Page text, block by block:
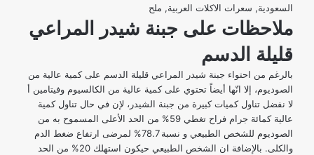
السعودية, سعرات الاكلات العربية, ملح
ملاحظات على جبنة شيدر المراعي
قليلة الدسم
بالرغم من احتواء جبنة شيدر المراعي قليلة الدسم على كمية عالية من
الصوديوم، إلا انّها أيضاً تحتوي على كمية عالية من الكالسيوم وفيتامين أ
لا نفضل تناول كميات كبيرة من جبنة الشيدر، لإن في حال تناول كمية
عالية كمائة جرام فراح تغطي 59% من الحد الأعلى المسموح به من
الصوديوم للشخص الطبيعي و نسبة 78.7% لمرضى ارتفاع ضغط الدم
والكلى. بالإضافة ان الشخص الطبيعي حيكون استهلك 20% من الحد